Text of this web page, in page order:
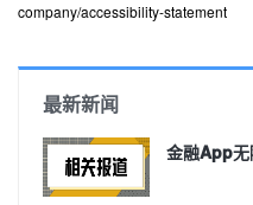
company/accessibility-statement
最新新闻
金融App无